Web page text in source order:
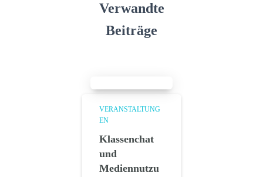
Verwandte
Beiträge
VERANSTALTUNG
EN
Klassenchat
und
Mediennutzu